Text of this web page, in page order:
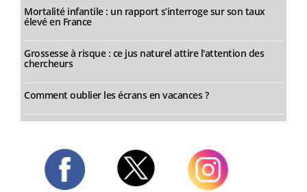
Mortalité infantile : un rapport s’interroge sur son taux
élevé en France
Grossesse à risque : ce jus naturel attire l'attention des
chercheurs
Comment oublier les écrans en vacances ?